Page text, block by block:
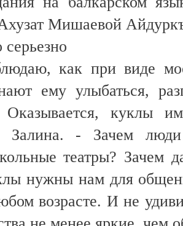
Мишаевой
как при виде
ему улыбаться,
Оказывается, куклы
Залина. - Зачем
театры? Зачем
нужны нам для
возрасте. И не